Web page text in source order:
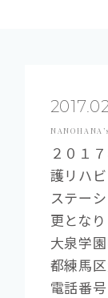
２０１
護リハ
ステー
更とな
大泉学
都練馬
電話番